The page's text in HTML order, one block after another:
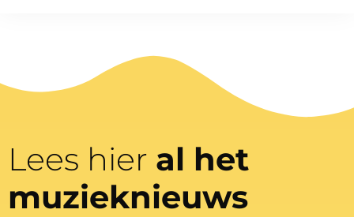
Lees hier al het
muzieknieuws